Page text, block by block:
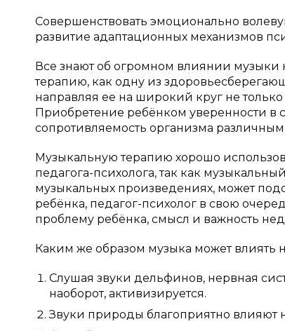
Совершенствовать эмоционально
развитие адаптационных механизмов
Все знают об огромном влиянии музыки
терапию, как одну из
направляя ее на широкий круг не
Приобретение ребёнком уверенности в
сопротивляемость организма
Музыкальную терапию хорошо
педагога-психолога, так как
музыкальных произведениях, может
ребёнка, педагог-психолог в свою
проблему ребёнка, смысл и важность
Каким же образом музыка может влиять
Слушая звуки дельфинов, нервная
наоборот, активизируется.
Звуки природы благоприятно влияют